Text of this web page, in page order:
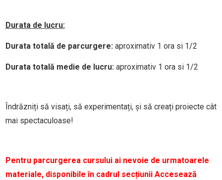
Durata de lucru:
Durata totală de parcurgere: aproximativ 1 ora si 1/2
Durata totală medie de lucru: aproximativ 1 ora si 1/2
Îndrăzniți să visați, să experimentați, și să creați proiecte cât
mai spectaculoase!
Pentru parcurgerea cursului ai nevoie de urmatoarele
materiale, disponibile în cadrul secțiunii Accesează